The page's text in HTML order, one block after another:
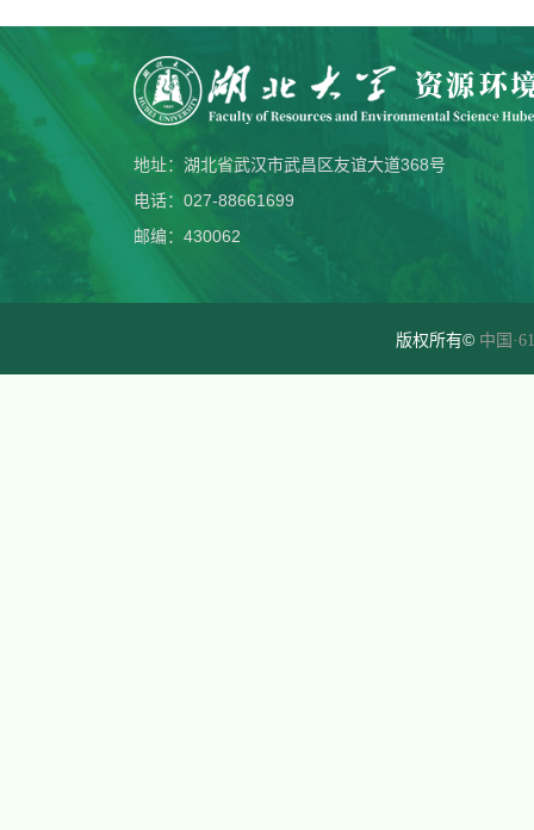
地址：湖北省武汉市武昌区友谊大道368号
电话：027-88661699
邮编：430062
版权所有© 中国